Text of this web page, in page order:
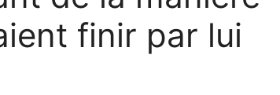
finir par lui